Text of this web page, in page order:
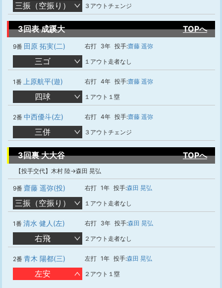
三振（空振り） ３アウトチェンジ
3回表 成蹊大 TOPへ
9番 田原 拓実(二) 右打 3年 投手:齋藤 遥弥
三ゴ １アウト走者なし
1番 上原航平(遊) 右打 4年 投手:齋藤 遥弥
四球 １アウト１塁
2番 中西優斗(左) 右打 4年 投手:齋藤 遥弥
三併 ３アウトチェンジ
3回裏 大大谷 TOPへ
【投手交代】木村 陸→森田 晃弘
9番 齋藤 遥弥(投) 右打 1年 投手:森田 晃弘
三振（空振り） １アウト走者なし
1番 清水 健人(左) 右打 3年 投手:森田 晃弘
右飛 ２アウト走者なし
2番 青木 陽都(三) 左打 1年 投手:森田 晃弘
左安 ２アウト１塁